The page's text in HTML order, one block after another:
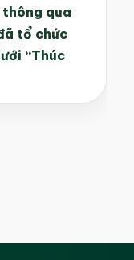
thông qua
tổ chức
“Thúc